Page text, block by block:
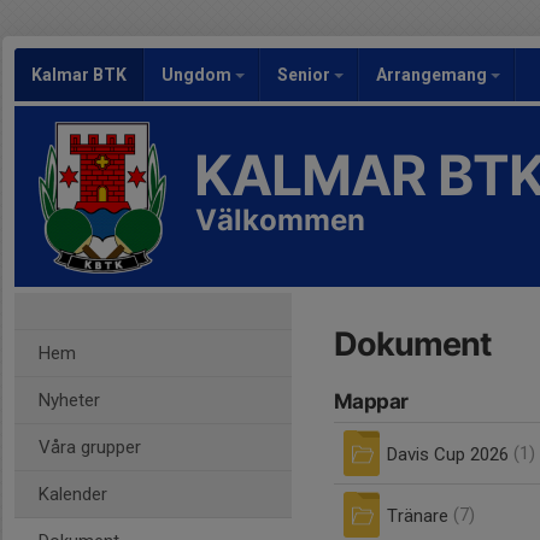
Kalmar BTK Ungdom Senior Arrangemang
KALMAR
Välkommen
Hem
Nyheter
Våra grupper
Kalender
Dokument
Mappar
Davis Cup 2026 (1)
Tränare (7)